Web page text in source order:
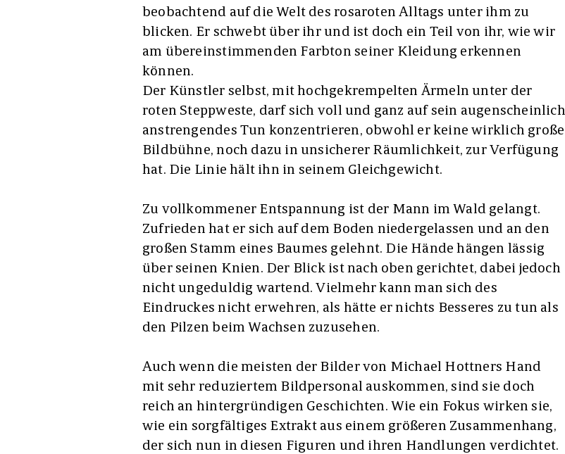
beobachtend auf die Welt des rosaroten Alltags unter ihm zu
blicken. Er schwebt über ihr und ist doch ein Teil von ihr, wie wir
am übereinstimmenden Farbton seiner Kleidung erkennen
können.
Der Künstler selbst, mit hochgekrempelten Ärmeln unter der
roten Steppweste, darf sich voll und ganz auf sein augenscheinlich
anstrengendes Tun konzentrieren, obwohl er keine wirklich große
Bildbühne, noch dazu in unsicherer Räumlichkeit, zur Verfügung
hat. Die Linie hält ihn in seinem Gleichgewicht.
Zu vollkommener Entspannung ist der Mann im Wald gelangt.
Zufrieden hat er sich auf dem Boden niedergelassen und an den
großen Stamm eines Baumes gelehnt. Die Hände hängen lässig
über seinen Knien. Der Blick ist nach oben gerichtet, dabei jedoch
nicht ungeduldig wartend. Vielmehr kann man sich des
Eindruckes nicht erwehren, als hätte er nichts Besseres zu tun als
den Pilzen beim Wachsen zuzusehen.
Auch wenn die meisten der Bilder von Michael Hottners Hand
mit sehr reduziertem Bildpersonal auskommen, sind sie doch
reich an hintergründigen Geschichten. Wie ein Fokus wirken sie,
wie ein sorgfältiges Extrakt aus einem größeren Zusammenhang,
der sich nun in diesen Figuren und ihren Handlungen verdichtet.